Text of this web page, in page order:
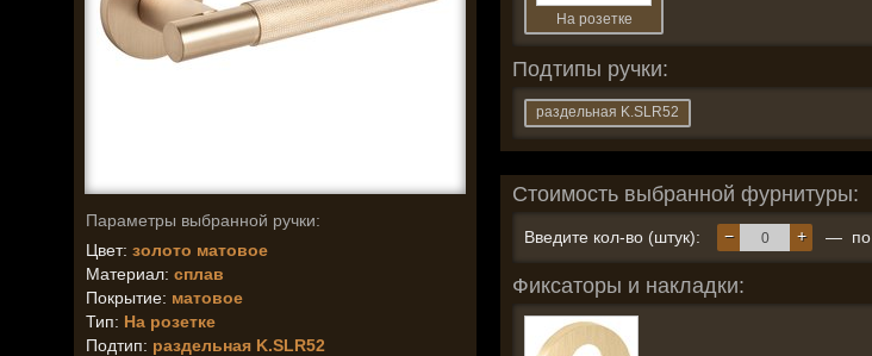
Параметры выбранной ручки:
Цвет: золото матовое
Материал: сплав
Покрытие: матовое
Тип: На розетке
Подтип: раздельная K.SLR52
На розетке
Подтипы ручки:
раздельная K.SLR52
Стоимость выбранной фурнитуры:
Введите кол-во (штук): +
− — по
Фиксаторы и накладки: